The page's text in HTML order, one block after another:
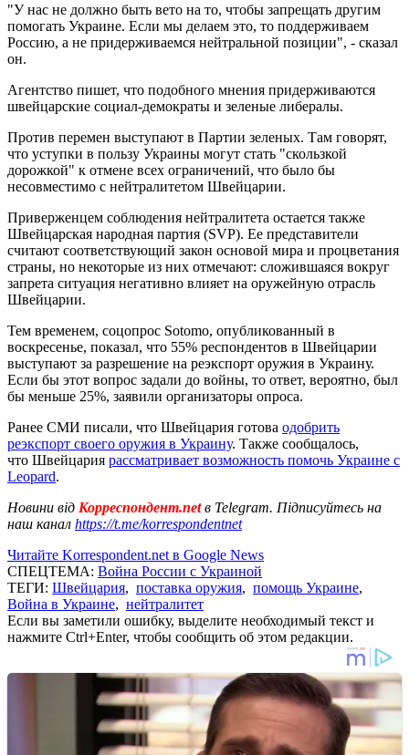
"У нас не должно быть вето на то, чтобы запрещать другим
помогать Украине. Если мы делаем это, то поддерживаем
Россию, а не придерживаемся нейтральной позиции", - сказал
он.
Агентство пишет, что подобного мнения придерживаются
швейцарские социал-демократы и зеленые либералы.
Против перемен выступают в Партии зеленых. Там говорят,
что уступки в пользу Украины могут стать "скользкой
дорожкой" к отмене всех ограничений, что было бы
несовместимо с нейтралитетом Швейцарии.
Приверженцем соблюдения нейтралитета остается также
Швейцарская народная партия (SVP). Ее представители
считают соответствующий закон основой мира и процветания
страны, но некоторые из них отмечают: сложившаяся вокруг
запрета ситуация негативно влияет на оружейную отрасль
Швейцарии.
Тем временем, соцопрос Sotomo, опубликованный в
воскресенье, показал, что 55% респондентов в Швейцарии
выступают за разрешение на реэкспорт оружия в Украину.
Если бы этот вопрос задали до войны, то ответ, вероятно, был
бы меньше 25%, заявили организаторы опроса.
Ранее СМИ писали, что Швейцария готова одобрить
реэкспорт своего оружия в Украину. Также сообщалось,
что Швейцария рассматривает возможность помочь Украине с
Leopard.
Новини від Корреспондент.netв Telegram. Підписуйтесь на
наш канал https://t.me/korrespondentnet
Читайте Korrespondent.net в Google News
СПЕЦТЕМА: Война России с Украиной
ТЕГИ: Швейцария, поставка оружия, помощь Украине,
Война в Украине, нейтралитет
Если вы заметили ошибку, выделите необходимый текст и
нажмите Ctrl+Enter, чтобы сообщить об этом редакции.